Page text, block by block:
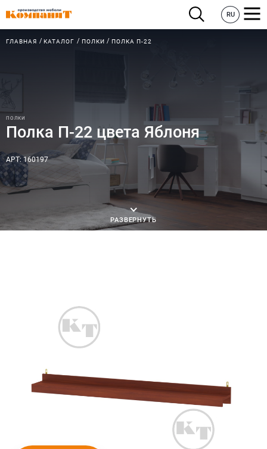
RU
ГЛАВНАЯ КАТАЛОГ ПОЛКИ ПОЛКА П-22
ПОЛКИ
Полка П-22 цвета Яблоня
АРТ: 160197
РАЗВЕРНУТЬ